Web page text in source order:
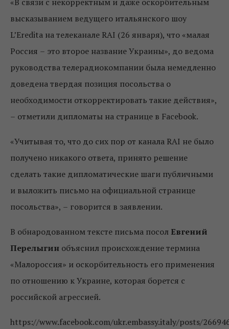
высказыванием ведущего итальянского шоу
L’Eredita на телеканале RAI (26 января), что «малая
Россия – это второе название Украины», до ведома
руководства телерадиокомпании была немедленно
доведена твердая позиция посольства о
необходимости откорректировать такие действия»,
– отметили дипломаты на странице в Facebook.
«Учитывая то, что до сих пор от канала RAI не было
получено никакого ответа, принято решение
сделать такие дипломатические шаги публичными
и выложить письмо на официальной странице
посольства», – говорится в заявлении.
В обнародованном тексте письма посол Евгений
Перелыгин объяснил происхождение термина
«Малороссия» и оскорбительность его применения
по отношению к Украине, которая борется с
российской агрессией.
https://www.facebook.com/ukr.embassy.italy/posts/